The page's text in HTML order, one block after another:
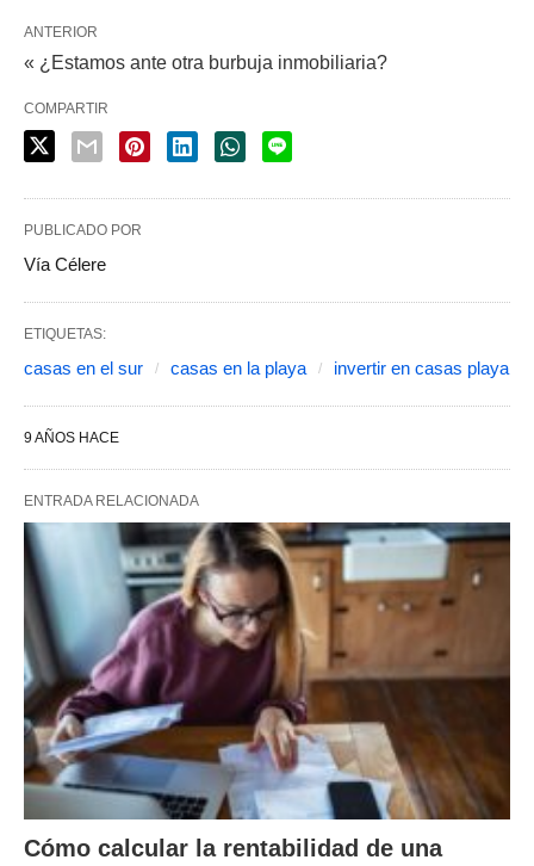
ANTERIOR
« ¿Estamos ante otra burbuja inmobiliaria?
COMPARTIR
PUBLICADO POR
Vía Célere
ETIQUETAS:
casas en el sur casas en la playa invertir en casas playa
9 AÑOS HACE
ENTRADA RELACIONADA
Cómo calcular la rentabilidad de una